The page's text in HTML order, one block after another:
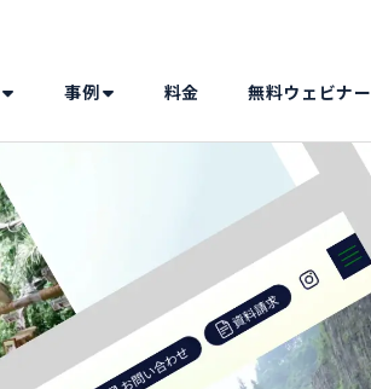
事例 料金 無料ウェビナー